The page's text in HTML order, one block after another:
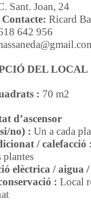
Sant. Joan, 24
Contacte: Ricard
642 956
DEL LOCAL
: 70 m2
d’ascensor
no) : Un a cada
/
plantes
elèctrica / aigua
: Local